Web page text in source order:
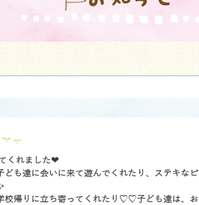
くれました❤
も達に会いに来て遊んでくれたり、ステキなピ
校帰りに立ち寄ってくれたり♡♡子ども達は、お